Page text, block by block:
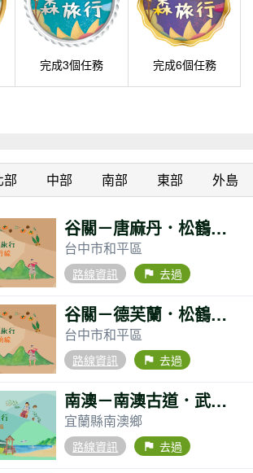
完成3個任務 完成6個任務
部 中部 南部 東部 外島
谷關－唐麻丹．松鶴部落森旅行
台中市和平區
路線資訊 flag 去過
谷關－德芙蘭．松鶴部落森旅行
台中市和平區
路線資訊 flag 去過
南澳－南澳古道．武塔部落森旅行
宜蘭縣南澳鄉
路線資訊 flag 去過